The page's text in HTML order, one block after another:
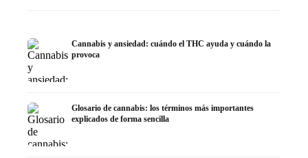
Cannabis y ansiedad: cuándo el THC ayuda y cuándo la
provoca
Glosario de cannabis: los términos más importantes
explicados de forma sencilla